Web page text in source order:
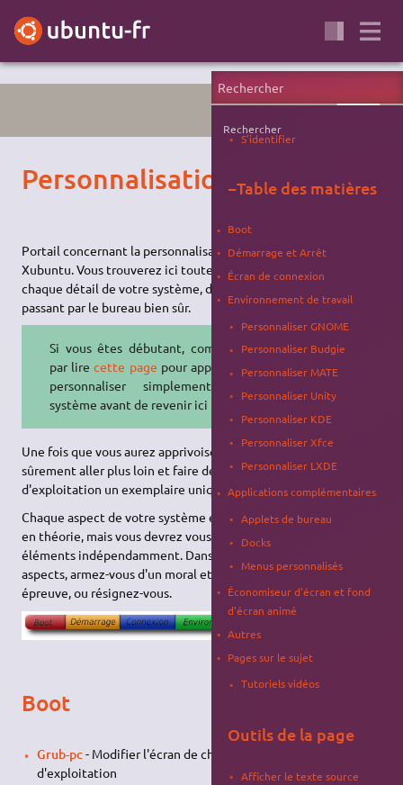
PORTAIL
Personnalisation
Portail concernant la personnalisation d'Ubuntu, Kubuntu et
Xubuntu. Vous trouverez ici toutes les astuces pour changer
chaque détail de votre système, du démarrage à l'extinction en
passant par le bureau bien sûr.
Si vous êtes débutant, commencez
par lirecette page pour apprendre à
personnaliser simplement votre
système avant de revenir ici !
Une fois que vous aurez apprivoisé les bases vous voudrez
sûrement aller plus loin et faire de votre système
d'exploitation un exemplaire unique qui vous ressemble.
Chaque aspect de votre système est personnalisable, du moins
en théorie, mais vous devrez vous intéresser à chacun des
éléments indépendamment. Dans la pratique, pour certains
aspects, armez-vous d'un moral et d'une patience à toute
épreuve, ou résignez-vous.
Boot
Grub-pc- Modifier l'écran de choix de votre système
d'exploitation
Rechercher
S'identifier
−Table des matières
Boot
Démarrage et Arrêt
Écran de connexion
Environnement de travail
Personnaliser GNOME
Personnaliser Budgie
Personnaliser MATE
Personnaliser Unity
Personnaliser KDE
Personnaliser Xfce
Personnaliser LXDE
Applications complémentaires
Applets de bureau
Docks
Menus personnalisés
Économiseur d'écran et fond
d'écran animé
Autres
Pages sur le sujet
Tutoriels vidéos
Outils de la page
Afficher le texte source